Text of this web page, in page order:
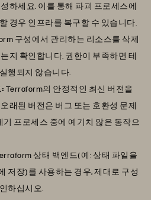
하세요. 이를 통해 파괴 프로세스에
경우 인프라를 복구할 수 있습니다.
구성에서 관리하는 리소스를 삭제
지 확인합니다. 권한이 부족하면 테
행되지 않습니다.
Terraform의 안정적인 최신 버전을
래된 버전은 버그 또는 호환성 문제
기 프로세스 중에 예기치 않은 동작으
상태 백엔드(예: 상태 파일을
저장)를 사용하는 경우, 제대로 구성
하십시오.